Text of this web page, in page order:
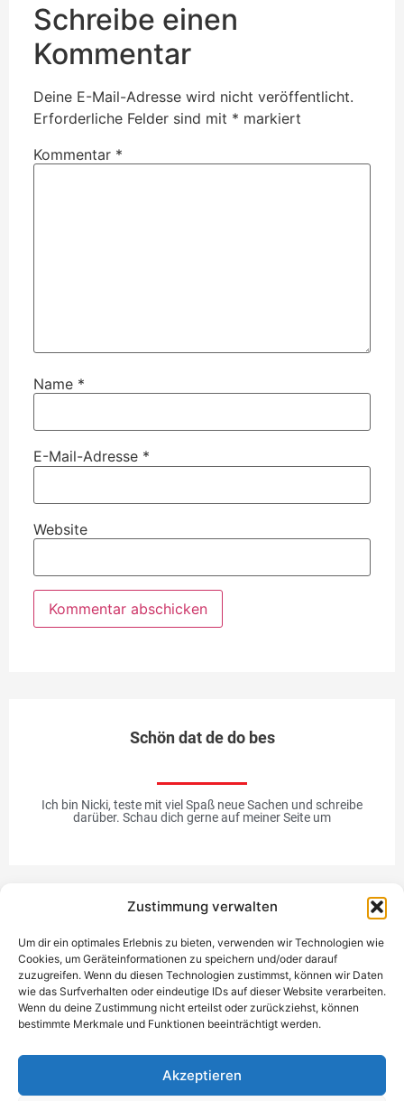
Zustimmung verwalten
Um dir ein optimales Erlebnis zu bieten, verwenden wir Technologien wie
Cookies, um Geräteinformationen zu speichern und/oder darauf
zuzugreifen. Wenn du diesen Technologien zustimmst, können wir Daten
wie das Surfverhalten oder eindeutige IDs auf dieser Website verarbeiten.
Wenn du deine Zustimmung nicht erteilst oder zurückziehst, können
bestimmte Merkmale und Funktionen beeinträchtigt werden.
Akzeptieren
Schreibe einen
Kommentar
Deine E-Mail-Adresse wird nicht veröffentlicht.
Erforderliche Felder sind mit * markiert
Kommentar *
Name *
E-Mail-Adresse *
Website
Schön dat de do bes
Ich bin Nicki, teste mit viel Spaß neue Sachen und schreibe
darüber. Schau dich gerne auf meiner Seite um